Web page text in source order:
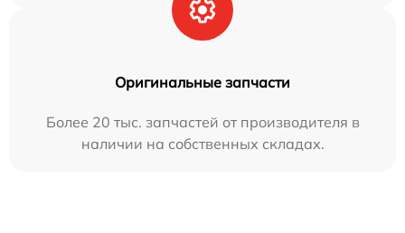
Оригинальные запчасти
Более 20 тыс. запчастей от производителя в
наличии на собственных складах.